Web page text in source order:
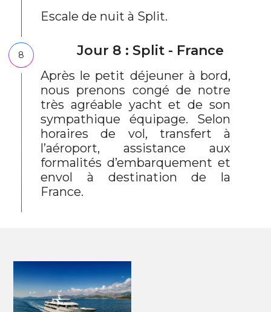
Escale de nuit à Split.
8 Jour 8 : Split - France
Après le petit déjeuner à bord,
nous prenons congé de notre
très agréable yacht et de son
sympathique équipage. Selon
horaires de vol, transfert à
l’aéroport, assistance aux
formalités d’embarquement et
envol à destination de la
France.